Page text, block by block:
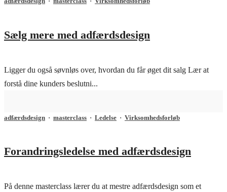
Sælg mere med adfærdsdesign
Ligger du også søvnløs over, hvordan du får øget dit salg Lær at
forstå dine kunders beslutni...
adfærdsdesign · masterclass · Ledelse · Virksomhedsforløb
Forandringsledelse med adfærdsdesign
På denne masterclass lærer du at mestre adfærdsdesign som et